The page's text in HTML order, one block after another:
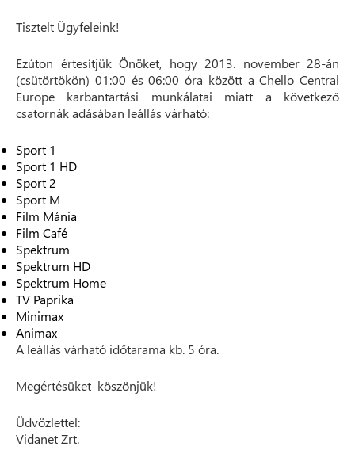
Tisztelt Ügyfeleink!
Ezúton értesítjük Önöket, hogy 2013. november 28-án
(csütörtökön) 01:00 és 06:00 óra között a Chello Central
Europe karbantartási munkálatai miatt a következő
csatornák adásában leállás várható:
Sport 1
Sport 1 HD
Sport 2
Sport M
Film Mánia
Film Café
Spektrum
Spektrum HD
Spektrum Home
TV Paprika
Minimax
Animax
A leállás várható időtarama kb. 5 óra.
Megértésüket köszönjük!
Üdvözlettel:
Vidanet Zrt.